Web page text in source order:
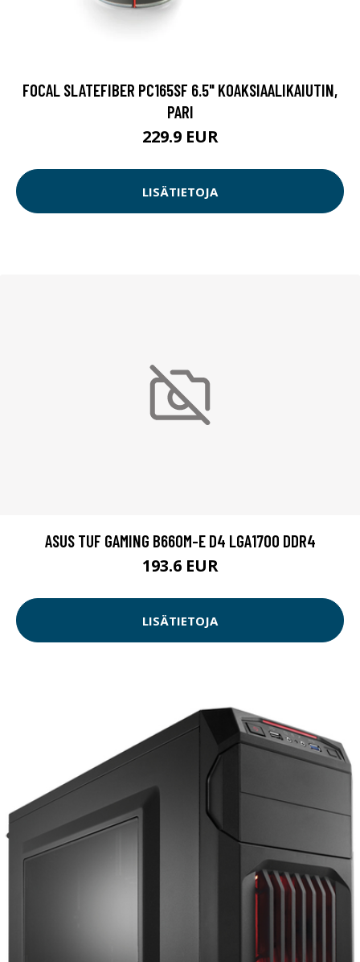
FOCAL SLATEFIBER PC165SF 6.5" KOAKSIAALIKAIUTIN,
PARI
229.9 EUR
LISÄTIETOJA
ASUS TUF GAMING B660M-E D4 LGA1700 DDR4
193.6 EUR
LISÄTIETOJA